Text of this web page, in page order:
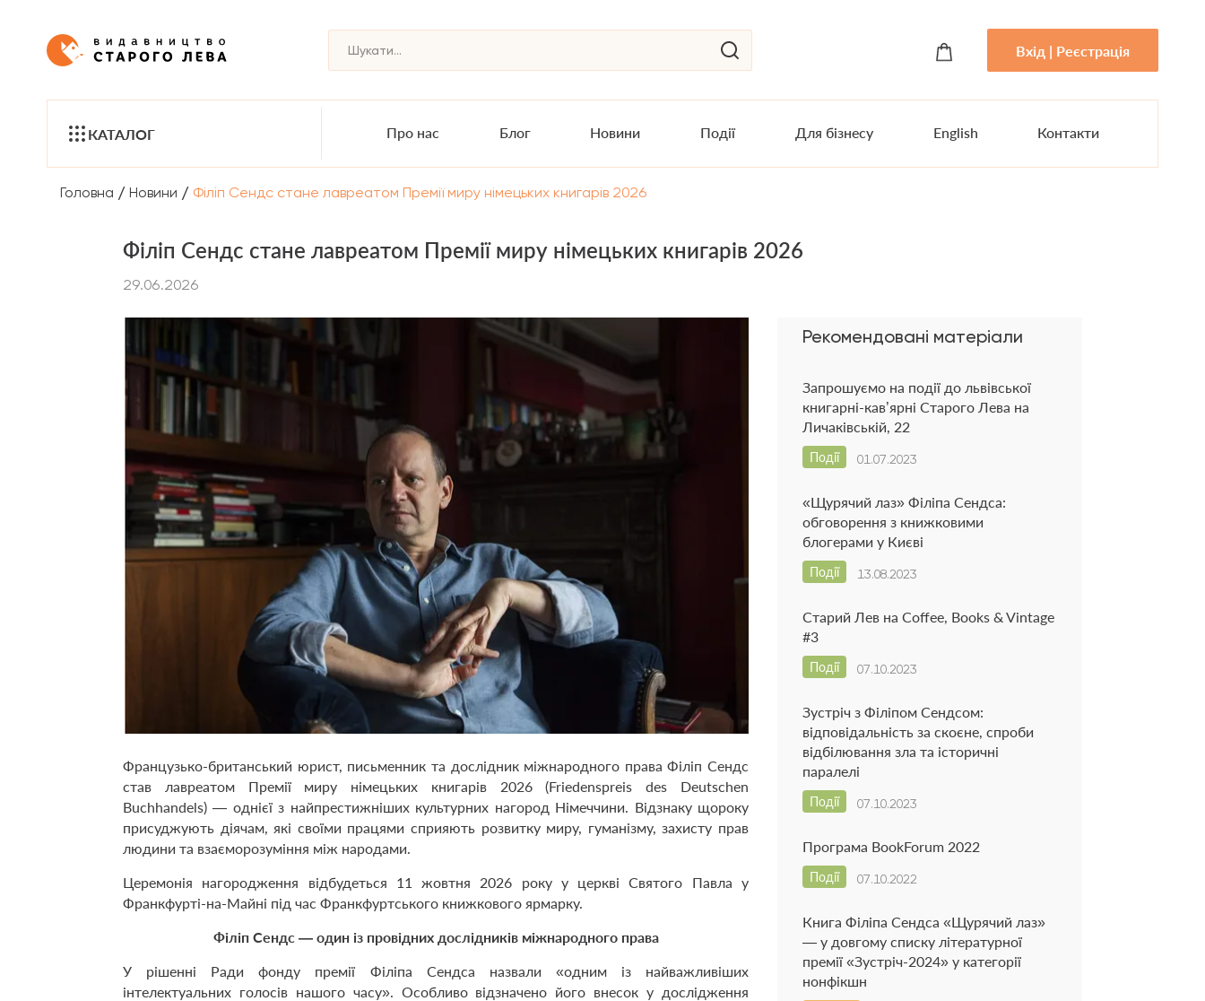
Вхід | Реєстрація
КАТАЛОГ Про нас Блог Новини Події Для бізнесу English Контакти
Головна / Новини / Філіп Сендс стане лавреатом Премії миру німецьких книгарів 2026
Філіп Сендс стане лавреатом Премії миру німецьких книгарів 2026
29.06.2026
Французько-британський юрист, письменник та дослідник міжнародного права Філіп Сендс
став лавреатом Премії миру німецьких книгарів 2026 (Friedenspreis des Deutschen
Buchhandels) — однієї з найпрестижніших культурних нагород Німеччини. Відзнаку щороку
присуджують діячам, які своїми працями сприяють розвитку миру, гуманізму, захисту прав
людини та взаєморозуміння між народами.
Церемонія нагородження відбудеться 11 жовтня 2026 року у церкві Святого Павла у
Франкфурті-на-Майні під час Франкфуртського книжкового ярмарку.
Філіп Сендс — один із провідних дослідників міжнародного права
У рішенні Ради фонду премії Філіпа Сендса назвали «одним із найважливіших
інтелектуальних голосів нашого часу». Особливо відзначено його внесок у дослідження
Рекомендовані матеріали
Запрошуємо на події до львівської
книгарні-кав’ярні Старого Лева на
Личаківській, 22
01.07.2023
Події
«Щурячий лаз» Філіпа Сендса:
обговорення з книжковими
блогерами у Києві
13.08.2023
Події
Старий Лев на Coffee, Books & Vintage
#3
07.10.2023
Події
Зустріч з Філіпом Сендсом:
відповідальність за скоєне, спроби
відбілювання зла та історичні
паралелі
07.10.2023
Події
Програма BookForum 2022
07.10.2022
Події
Книга Філіпа Сендса «Щурячий лаз»
— у довгому списку літературної
премії «Зустріч-2024» у категорії
нонфікшн